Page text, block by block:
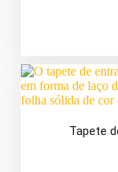
Tapete